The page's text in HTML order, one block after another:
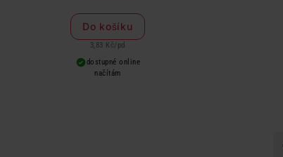
Do košíku
3,83 Kč/ pd
dostupné online
načítám